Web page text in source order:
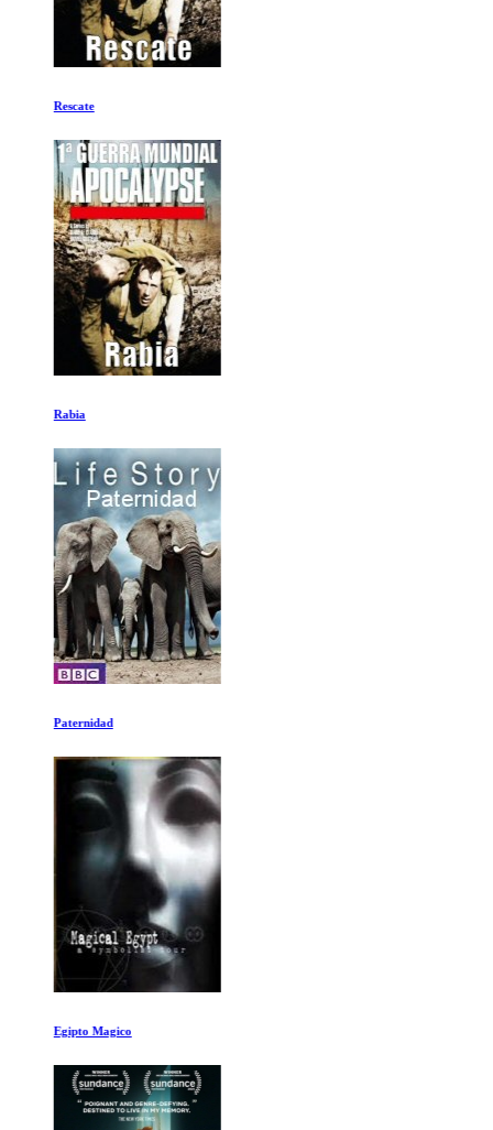
Rescate
Rabia
Paternidad
Egipto Magico